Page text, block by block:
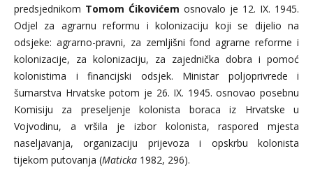
predsjednikom Tomom Ćikovićem osnovalo je 12. IX. 1945.
Odjel za agrarnu reformu i kolonizaciju koji se dijelio na
odsjeke: agrarno-pravni, za zemljišni fond agrarne reforme i
kolonizacije, za kolonizaciju, za zajednička dobra i pomoć
kolonistima i financijski odsjek. Ministar poljoprivrede i
šumarstva Hrvatske potom je 26. IX. 1945. osnovao posebnu
Komisiju za preseljenje kolonista boraca iz Hrvatske u
Vojvodinu, a vršila je izbor kolonista, raspored mjesta
naseljavanja, organizaciju prijevoza i opskrbu kolonista
tijekom putovanja (Maticka 1982, 296).